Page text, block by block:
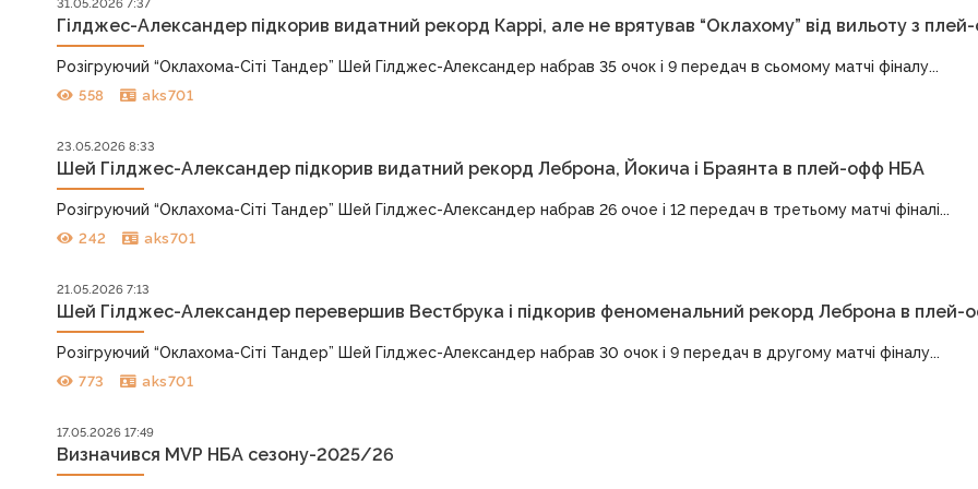
31.05.2026 7:37
Гілджес-Александер підкорив видатний рекорд Каррі, але не врятував “Оклахому” від вильоту з
Розігруючий “Оклахома-Сіті Тандер” Шей Гілджес-Александер набрав 35 очок і 9 передач в сьомому матчі фіналу...
558 aks701
23.05.2026 8:33
Шей Гілджес-Александер підкорив видатний рекорд Леброна, Йокича і Браянта в плей-офф НБА
Розігруючий “Оклахома-Сіті Тандер” Шей Гілджес-Александер набрав 26 очое і 12 передач в третьому матчі фіналі...
242 aks701
21.05.2026 7:13
Шей Гілджес-Александер перевершив Вестбрука і підкорив феноменальний рекорд Леброна в плей-
Розігруючий “Оклахома-Сіті Тандер” Шей Гілджес-Александер набрав 30 очок і 9 передач в другому матчі фіналу...
773 aks701
17.05.2026 17:49
Визначився MVP НБА сезону-2025/26